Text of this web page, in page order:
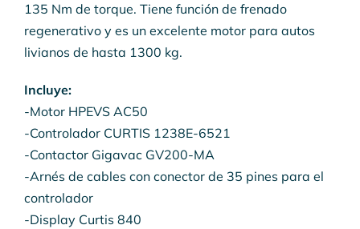
135 Nm de torque. Tiene función de frenado
regenerativo y es un excelente motor para autos
livianos de hasta 1300 kg.
Incluye:
-Motor HPEVS AC50
-Controlador CURTIS 1238E-6521
-Contactor Gigavac GV200-MA
-Arnés de cables con conector de 35 pines para el
controlador
-Display Curtis 840